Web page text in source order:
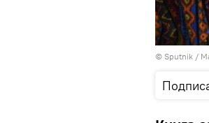
© Sputnik /